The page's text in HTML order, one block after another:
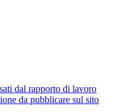
dal rapporto di lavoro
da pubblicare sul sito